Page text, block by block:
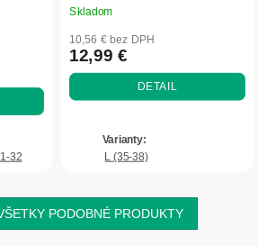
32
Priemerné
hodnotenie
produktu
je
hviezdičiek.
Skladom
10,56 € bez DPH
12,99 €
DETAIL
L (35-38)
PODOBNÉ PRODUKTY